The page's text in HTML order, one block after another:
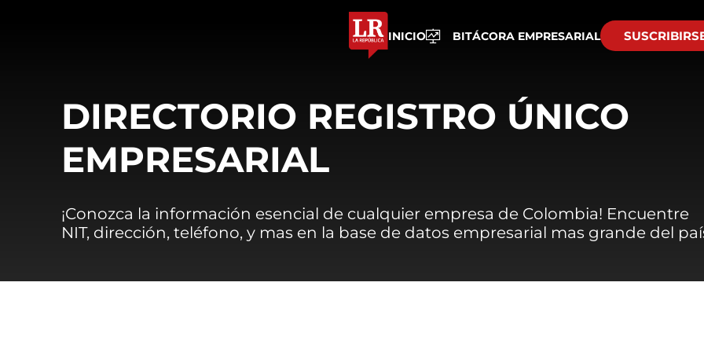
INICIO BITÁCORA EMPRESARIAL
DIRECTORIO REGISTRO ÚNICO
EMPRESARIAL
¡Conozca la información esencial de cualquier empresa de Colombia! Encuentre
NIT, dirección, teléfono, y mas en la base de datos empresarial mas grande del